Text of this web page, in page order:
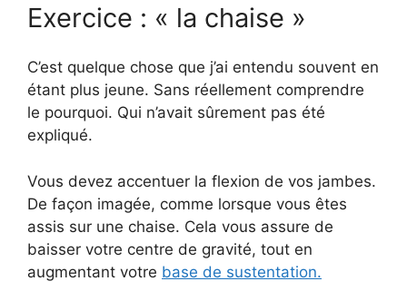
Exercice : « la chaise »
C’est quelque chose que j’ai entendu souvent en
étant plus jeune. Sans réellement comprendre
le pourquoi. Qui n’avait sûrement pas été
expliqué.
Vous devez accentuer la flexion de vos jambes.
De façon imagée, comme lorsque vous êtes
assis sur une chaise. Cela vous assure de
baisser votre centre de gravité, tout en
augmentant votre base de sustentation.